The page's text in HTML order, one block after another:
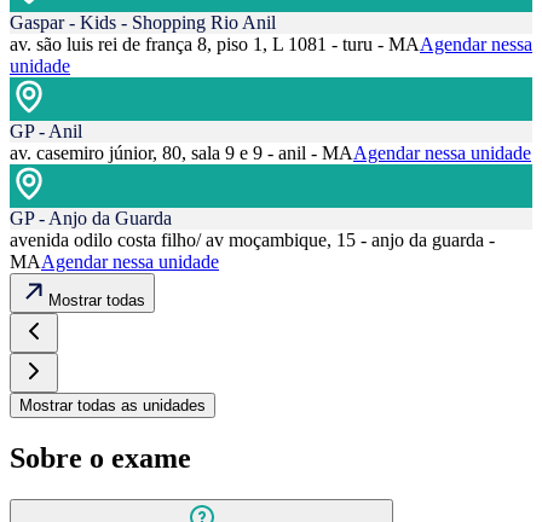
Gaspar - Kids - Shopping Rio Anil
av. são luis rei de frança 8, piso 1, L 1081 - turu - MAAgendar nessa
unidade
GP - Anil
av. casemiro júnior, 80, sala 9 e 9 - anil - MAAgendar nessa unidade
GP - Anjo da Guarda
avenida odilo costa filho/ av moçambique, 15 - anjo da guarda -
MAAgendar nessa unidade
Mostrar todas
Mostrar todas as unidades
Sobre o exame